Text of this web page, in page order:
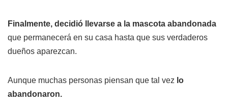
Finalmente, decidió llevarse a la mascota abandonada
que permanecerá en su casa hasta que sus verdaderos
dueños aparezcan.
Aunque muchas personas piensan que tal vez lo
abandonaron.